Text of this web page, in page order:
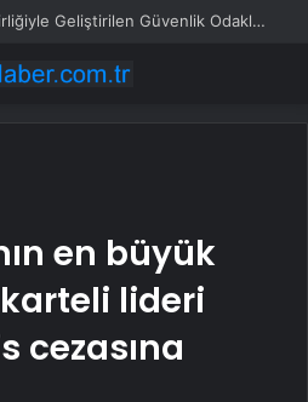
Volkswagen ve n+ İş Birliğiyle Geliştirilen Güvenlik Odaklı Elektrikli Bisiklet Serisi Tanıtıldı
en büyük
lideri
cezasına